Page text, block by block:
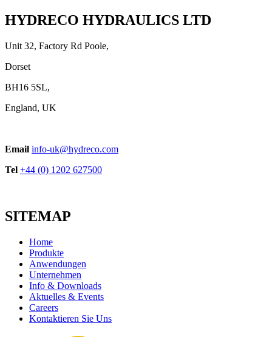
HYDRECO HYDRAULICS LTD
Unit 32, Factory Rd Poole,
Dorset
BH16 5SL,
England, UK
Email info-uk@hydreco.com
Tel +44 (0) 1202 627500
SITEMAP
Home
Produkte
Anwendungen
Unternehmen
Info & Downloads
Aktuelles & Events
Careers
Kontaktieren Sie Uns